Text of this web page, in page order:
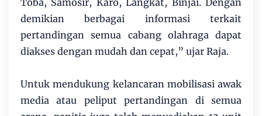
Toba, Samosir, Karo, Langkat, Binjai. Dengan
demikian berbagai informasi terkait
pertandingan semua cabang olahraga dapat
diakses dengan mudah dan cepat,” ujar Raja.
Untuk mendukung kelancaran mobilisasi awak
media atau peliput pertandingan di semua